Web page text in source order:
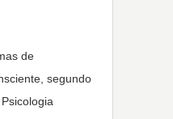
de
segundo